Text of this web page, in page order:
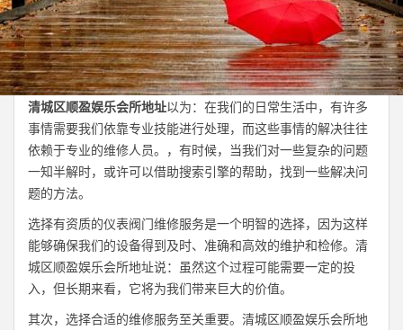
清城区顺盈娱乐会所地址以为：在我们的日常生活中，有许多
事情需要我们依靠专业技能进行处理，而这些事情的解决往往
依赖于专业的维修人员。，有时候，当我们对一些复杂的问题
一知半解时，或许可以借助搜索引擎的帮助，找到一些解决问
题的方法。
选择有资质的仪表阀门维修服务是一个明智的选择，因为这样
能够确保我们的设备得到及时、准确和高效的维护和检修。清
城区顺盈娱乐会所地址说：虽然这个过程可能需要一定的投
入，但长期来看，它将为我们带来巨大的价值。
其次，选择合适的维修服务至关重要。清城区顺盈娱乐会所地